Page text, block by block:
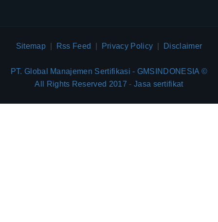
Sitemap Rss Feed Privacy Policy Disclaimer
PT. Global Manajemen Sertifikasi - GMSINDONESIA ©
All Rights Reserved 2017 - Jasa sertifikat